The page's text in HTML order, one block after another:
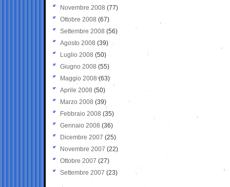
Novembre 2008 (77)
Ottobre 2008 (67)
Settembre 2008 (56)
Agosto 2008 (39)
Luglio 2008 (50)
Giugno 2008 (55)
Maggio 2008(63)
Aprile 2008 (50)
Marzo 2008 (39)
Febbraio 2008 (35)
Gennaio 2008 (36)
Dicembre 2007 (25)
Novembre 2007 (22)
Ottobre 2007 (27)
Settembre 2007 (23)